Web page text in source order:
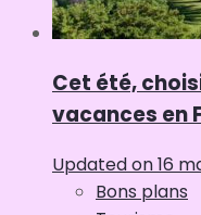
Cet été,
vacances en
Updated on16
Bons plans